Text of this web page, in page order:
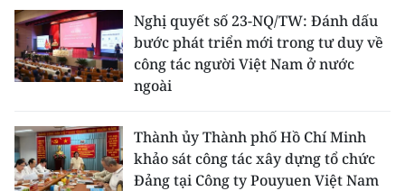
Nghị quyết số 23-NQ/TW: Đánh dấu
bước phát triển mới trong tư duy về
công tác người Việt Nam ở nước
ngoài
Thành ủy Thành phố Hồ Chí Minh
khảo sát công tác xây dựng tổ chức
Đảng tại Công ty Pouyuen Việt Nam